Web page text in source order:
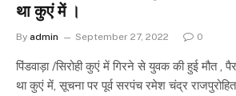
था कुएं में ।
By admin September 27, 2022 0
पिंडवाड़ा /सिरोही कुएं में गिरने से युवक की हुई मौत ,
था कुएं में, सूचना पर पूर्व सरपंच रमेश चंद्र राजपुरोहित,